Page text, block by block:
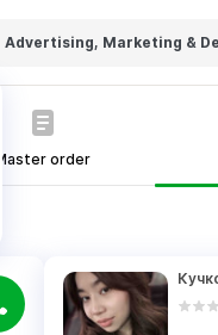
Advertising, Marketing &
Master order